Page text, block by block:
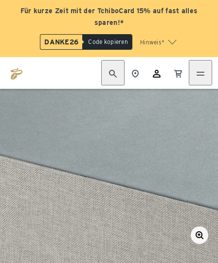
Für kurze Zeit mit der TchiboCard 15% auf fast alles
sparen!*
DANKE26 Code kopieren Hinweis*